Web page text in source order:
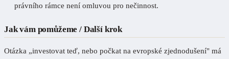
právního rámce není omluvou pro nečinnost.
Jak vám pomůžeme / Další krok
Otázka „investovat teď, nebo počkat na evropské zjednodušení" má